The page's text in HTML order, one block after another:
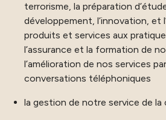
terrorisme, la préparation
développement, l’innovation, et
produits et services aux
l’assurance et la formation de
l’amélioration de nos services
conversations téléphoniques
la gestion de notre service de la